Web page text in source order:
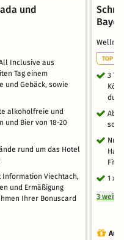
und
Inclusive aus
Tag einem
und Gebäck, sowie
alkoholfreie und
und Bier von 18-20
rund um das Hotel
Information Viechtach,
und Ermäßigung
Ihrer Bonuscard
TOP
3
1 x
3